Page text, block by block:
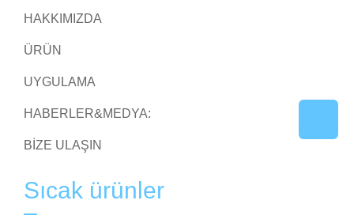
HAKKIMIZDA
ÜRÜN
UYGULAMA
HABERLER&MEDYA:
BIZE ULAŞIN
Sıcak ürünler